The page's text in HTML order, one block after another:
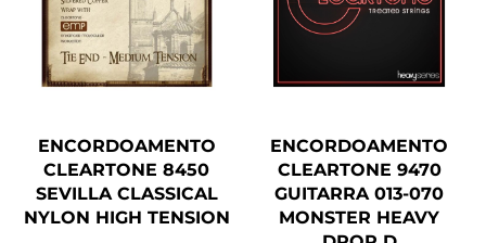
ENCORDOAMENTO
CLEARTONE 8450
SEVILLA CLASSICAL
NYLON HIGH TENSION
ENCORDOAMENTO
CLEARTONE 9470
GUITARRA 013-070
MONSTER HEAVY